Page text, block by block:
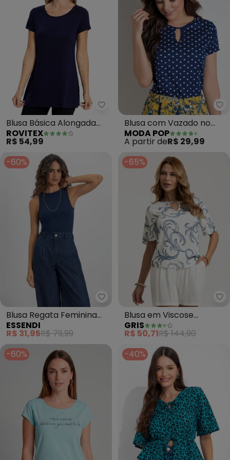
Rovitex - Blusa Básica
Blusa Básica Alongada
Feminina (Azul)
ROVITEX
R$ 54,99
Blusa com Vazado no
Decote (Poá)
MODA POP
A partir deR$ 29,99
-60%
Essendi - Blusa Regata
Blusa Regata Feminina
em Ribana (Azul)
ESSENDI
R$ 31,95R$ 79,99
-65%
Blusa em Viscose
Estampado (Azul)
GRIS
R$ 50,71R$ 144,90
-60%
-40%